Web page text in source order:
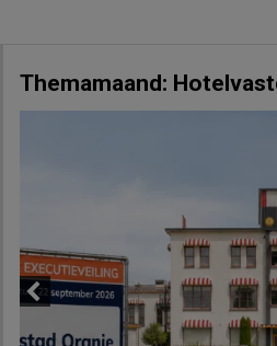
Themamaand: